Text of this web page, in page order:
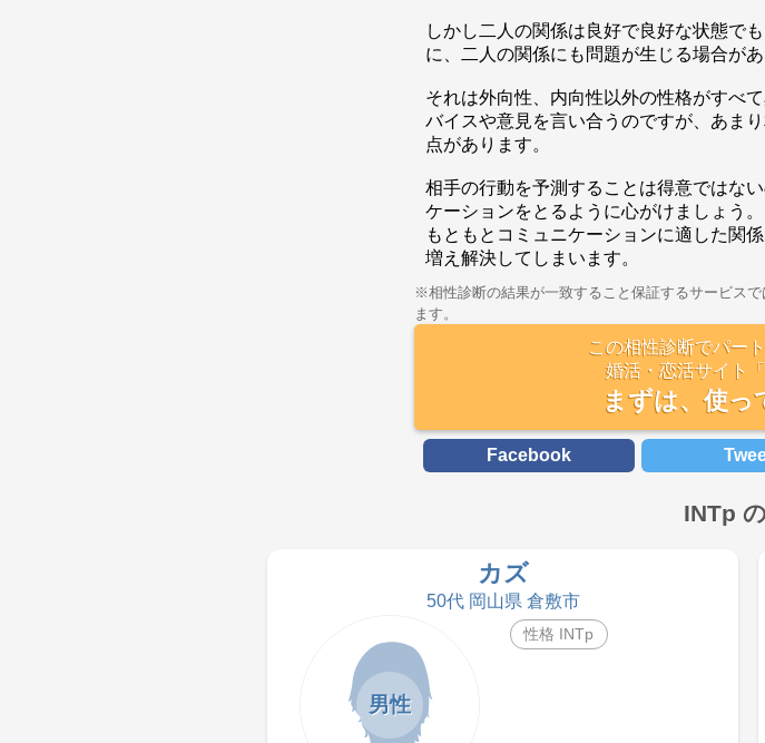
しかし二人の関係は良好で良好な状態で
に、二人の関係にも問題が生じる場合があ
それは外向性、内向性以外の性格がすべ
バイスや意見を言い合うのですが、あま
点があります。
相手の行動を予測することは得意ではな
ケーションをとるように心がけましょう。
もともとコミュニケーションに適した関
増え解決してしまいます。
※相性診断の結果が一致すること保証するサービス
ます。
この相性診断でパー
婚活・恋活サイト
まずは、使っ
Facebook
INTp
カズ
50代 岡山県 倉敷市
男性
性格 INTp